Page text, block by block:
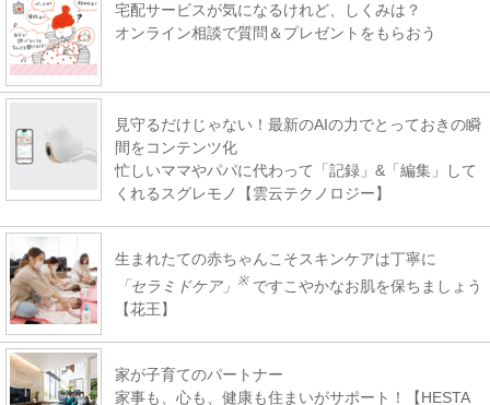
宅配サービスが気になるけれど、しくみは？
オンライン相談で質問＆プレゼントをもらおう
見守るだけじゃない！最新のAIの力でとっておきの瞬
間をコンテンツ化
忙しいママやパパに代わって「記録」&「編集」して
くれるスグレモノ【雲云テクノロジー】
生まれたての赤ちゃんこそスキンケアは丁寧に
「セラミドケア」
※ ですこやかなお肌を保ちましょう
【花王】
家が子育てのパートナー
家事も、心も、健康も住まいがサポート！【HESTA